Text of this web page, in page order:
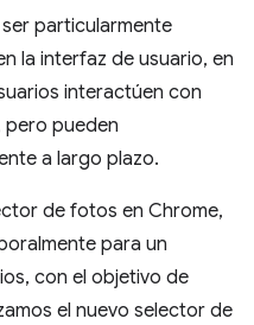
particularmente
la interfaz de usuario, en
interactúen con
pero pueden
a largo plazo.
de fotos en Chrome,
para un
con el objetivo de
el nuevo selector de